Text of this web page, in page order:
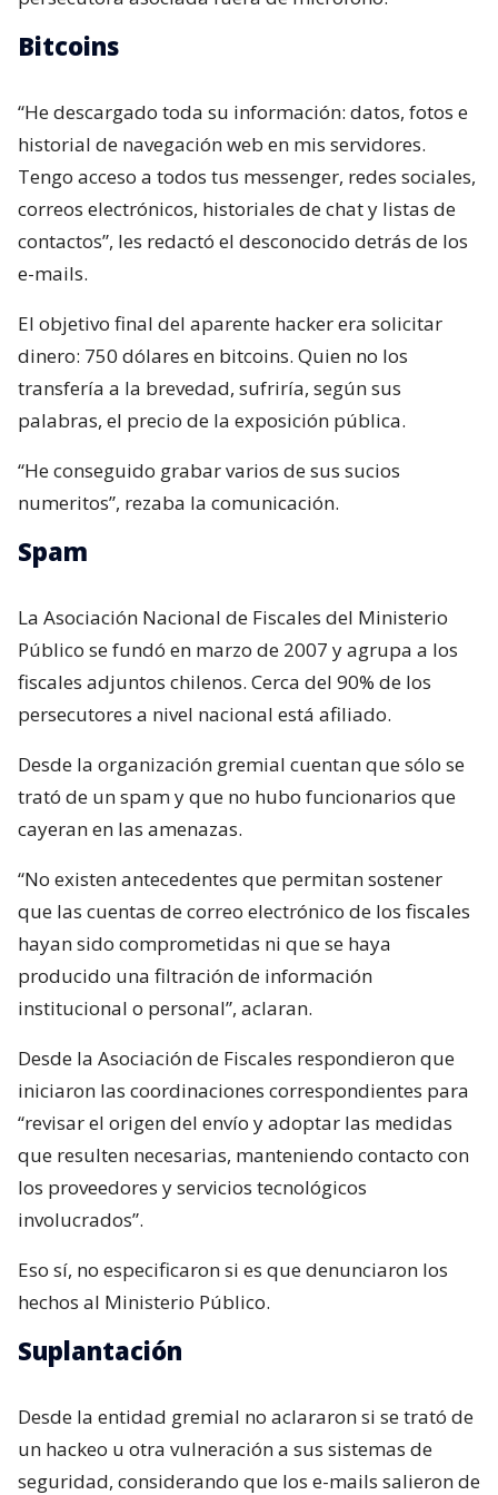
Bitcoins
“He descargado toda su información: datos, fotos e
historial de navegación web en mis servidores.
Tengo acceso a todos tus messenger, redes sociales,
correos electrónicos, historiales de chat y listas de
contactos”, les redactó el desconocido detrás de los
e-mails.
El objetivo final del aparente hacker era solicitar
dinero: 750 dólares en bitcoins. Quien no los
transfería a la brevedad, sufriría, según sus
palabras, el precio de la exposición pública.
“He conseguido grabar varios de sus sucios
numeritos”, rezaba la comunicación.
Spam
La Asociación Nacional de Fiscales del Ministerio
Público se fundó en marzo de 2007 y agrupa a los
fiscales adjuntos chilenos. Cerca del 90% de los
persecutores a nivel nacional está afiliado.
Desde la organización gremial cuentan que sólo se
trató de un spam y que no hubo funcionarios que
cayeran en las amenazas.
“No existen antecedentes que permitan sostener
que las cuentas de correo electrónico de los fiscales
hayan sido comprometidas ni que se haya
producido una filtración de información
institucional o personal”, aclaran.
Desde la Asociación de Fiscales respondieron que
iniciaron las coordinaciones correspondientes para
“revisar el origen del envío y adoptar las medidas
que resulten necesarias, manteniendo contacto con
los proveedores y servicios tecnológicos
involucrados”.
Eso sí, no especificaron si es que denunciaron los
hechos al Ministerio Público.
Suplantación
Desde la entidad gremial no aclararon si se trató de
un hackeo u otra vulneración a sus sistemas de
seguridad, considerando que los e-mails salieron de